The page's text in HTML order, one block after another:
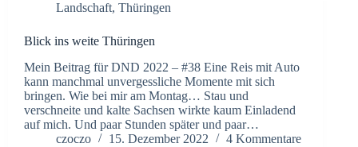
Landschaft, Thüringen
Blick ins weite Thüringen
Mein Beitrag für DND 2022 – #38 Eine Reis mit Auto
kann manchmal unvergessliche Momente mit sich
bringen. Wie bei mir am Montag… Stau und
verschneite und kalte Sachsen wirkte kaum Einladend
auf mich. Und paar Stunden später und paar…
czoczo
15. Dezember 2022 4 Kommentare